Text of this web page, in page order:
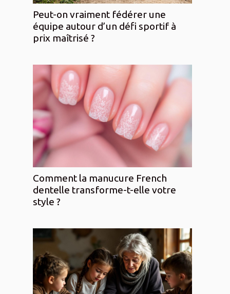
Peut-on vraiment fédérer une
équipe autour d’un défi sportif à
prix maîtrisé ?
Comment la manucure French
dentelle transforme-t-elle votre
style ?